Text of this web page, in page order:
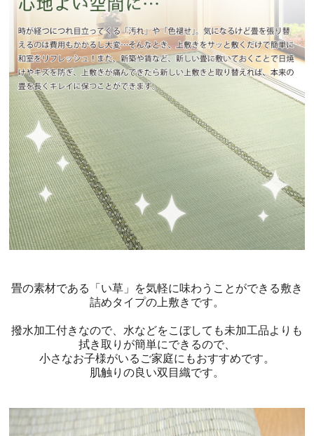
畳の素材である「い草」を気軽に味わうことができる敷き
詰めタイプの上敷きです。
撥水加工付きなので、水などをこぼしても未加工品よりも
拭き取りが簡単にできるので、
小さなお子様がいるご家庭にもおすすめです。
肌触りの良い双目織です。